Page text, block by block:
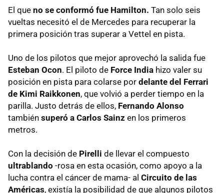
El que no se conformó fue Hamilton. Tan solo seis
vueltas necesitó el de Mercedes para recuperar la
primera posición tras superar a Vettel en pista.
Uno de los pilotos que mejor aprovechó la salida fue
Esteban Ocon. El piloto de Force India hizo valer su
posición en pista para colarse por delante del Ferrari
de Kimi Raikkonen, que volvió a perder tiempo en la
parilla. Justo detrás de ellos, Fernando Alonso
también superó a Carlos Sainz en los primeros
metros.
Con la decisión de Pirelli de llevar el compuesto
ultrablando -rosa en esta ocasión, como apoyo a la
lucha contra el cáncer de mama- al Circuito de las
Américas, existía la posibilidad de que algunos pilotos